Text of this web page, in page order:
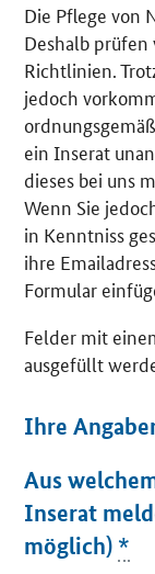
Die Pflege von
Deshalb prüfen
Richtlinien.
jedoch
ein Inserat
dieses bei uns
Wenn Sie
in Kenntniss
ihre
Formular
Felder mit
ausgefüllt
Ihre
Aus
Inserat
möglich) *